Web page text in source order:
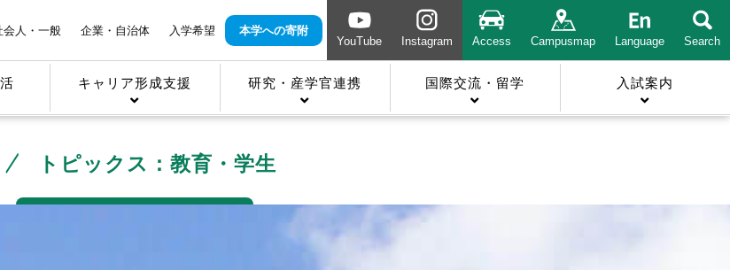
会人・一般 企業・自治体 入学希望
本学への寄附
YouTube
Instagram Access Campusmap Language Search
キャリア形成支援 研究・産学官連携 国際交流・留学 入試案内
トピックス：教育・学生